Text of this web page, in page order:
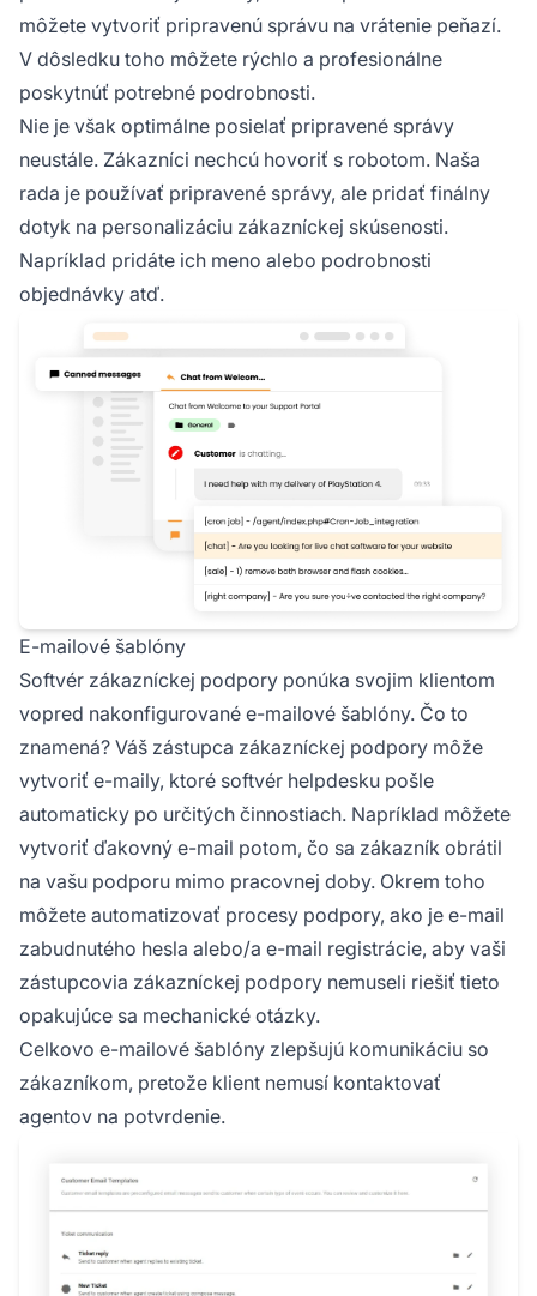
môžete vytvoriť pripravenú správu na vrátenie peňazí.
V dôsledku toho môžete rýchlo a profesionálne
poskytnúť potrebné podrobnosti.
Nie je však optimálne posielať pripravené správy
neustále. Zákazníci nechcú hovoriť s robotom. Naša
rada je používať pripravené správy, ale pridať finálny
dotyk na personalizáciu zákazníckej skúsenosti.
Napríklad pridáte ich meno alebo podrobnosti
objednávky atď.
E-mailové šablóny
Softvér zákazníckej podpory ponúka svojim klientom
vopred nakonfigurované e-mailové šablóny. Čo to
znamená? Váš zástupca zákazníckej podpory môže
vytvoriť e-maily, ktoré softvér helpdesku pošle
automaticky po určitých činnostiach. Napríklad môžete
vytvoriť ďakovný e-mail potom, čo sa zákazník obrátil
na vašu podporu mimo pracovnej doby. Okrem toho
môžete automatizovať procesy podpory, ako je e-mail
zabudnutého hesla alebo/a e-mail registrácie, aby vaši
zástupcovia zákazníckej podpory nemuseli riešiť tieto
opakujúce sa mechanické otázky.
Celkovo e-mailové šablóny zlepšujú komunikáciu so
zákazníkom, pretože klient nemusí kontaktovať
agentov na potvrdenie.